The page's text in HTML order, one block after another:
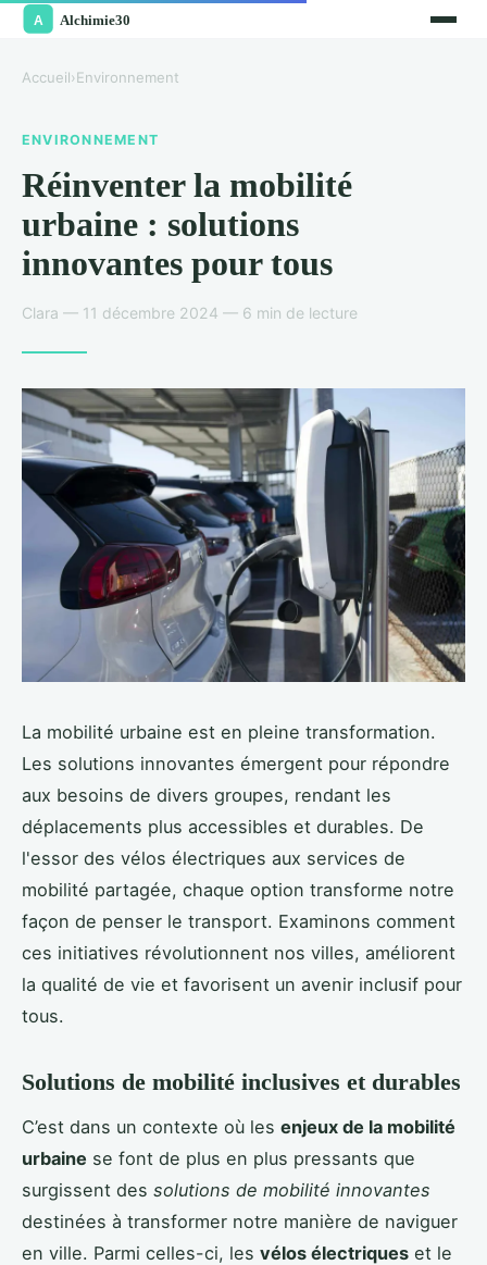
Accueil›Environnement
ENVIRONNEMENT
Réinventer la mobilité
urbaine : solutions
innovantes pour tous
Clara — 11 décembre 2024 — 6 min de lecture
La mobilité urbaine est en pleine transformation.
Les solutions innovantes émergent pour répondre
aux besoins de divers groupes, rendant les
déplacements plus accessibles et durables. De
l'essor des vélos électriques aux services de
mobilité partagée, chaque option transforme notre
façon de penser le transport. Examinons comment
ces initiatives révolutionnent nos villes, améliorent
la qualité de vie et favorisent un avenir inclusif pour
tous.
Solutions de mobilité inclusives et durables
C’est dans un contexte où les enjeux de la mobilité
urbaine se font de plus en plus pressants que
surgissent des solutions de mobilité innovantes
destinées à transformer notre manière de naviguer
en ville. Parmi celles-ci, les vélos électriques et le